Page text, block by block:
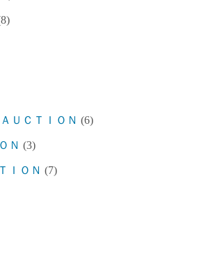
ＵＣＴＩＯＮ (6)
Ｎ (3)
ＩＯＮ (7)